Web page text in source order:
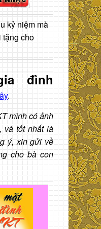
kỷ niệm mà
tặng cho
đình
.
mình có ảnh
và tốt nhất là
ý, xin gửi về
cho bà con